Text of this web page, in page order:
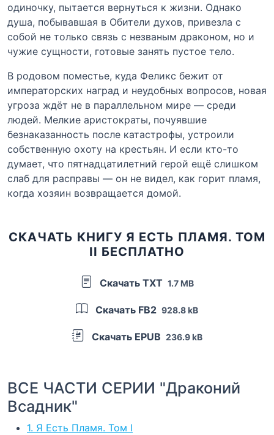
одиночку, пытается вернуться к жизни. Однако
душа, побывавшая в Обители духов, привезла с
собой не только связь с незваным драконом, но и
чужие сущности, готовые занять пустое тело.
В родовом поместье, куда Феликс бежит от
императорских наград и неудобных вопросов, новая
угроза ждёт не в параллельном мире — среди
людей. Мелкие аристократы, почуявшие
безнаказанность после катастрофы, устроили
собственную охоту на крестьян. И если кто-то
думает, что пятнадцатилетний герой ещё слишком
слаб для расправы — он не видел, как горит пламя,
когда хозяин возвращается домой.
СКАЧАТЬ КНИГУ Я ЕСТЬ ПЛАМЯ. ТОМ
II БЕСПЛАТНО
Скачать TXT 1.7 MB
Скачать FB2 928.8 kB
Скачать EPUB 236.9 kB
ВСЕ ЧАСТИ СЕРИИ "Драконий
Всадник"
1. Я Есть Пламя. Том I